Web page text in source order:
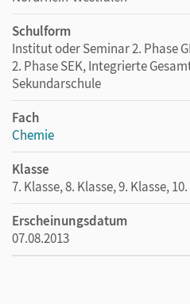
Text und Bild zusammen.
Schulform
Institut oder Seminar 2. Phase
2. Phase SEK, Integrierte
Sekundarschule
Fach
Chemie
Klasse
7. Klasse, 8. Klasse, 9. Klasse,
Erscheinungsdatum
07.08.2013